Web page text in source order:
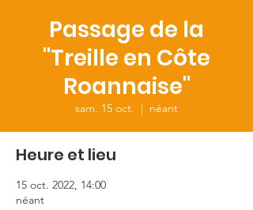
Passage de la
"Treille en Côte
Roannaise"
sam. 15 oct.
  |
néant
Heure et lieu
15 oct. 2022, 14:00
néant